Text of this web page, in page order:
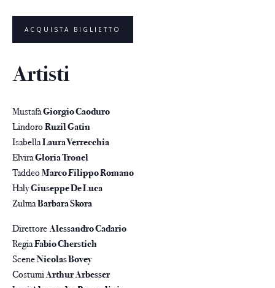
ACQUISTA BIGLIETTO
Artisti
MustafàGiorgio Caoduro
LindoroRuzil Gatin
IsabellaLaura Verrecchia
ElviraGloria Tronel
TaddeoMarco Filippo Romano
HalyGiuseppe De Luca
ZulmaBarbara Skora
DirettoreAlessandro Cadario
RegiaFabio Cherstich
SceneNicolas Bovey
CostumiArthur Arbesser